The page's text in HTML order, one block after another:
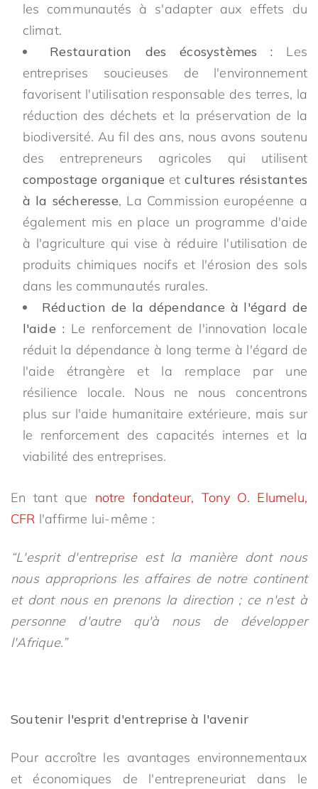
les communautés à s'adapter aux effets du
climat.
Restauration des écosystèmes : Les
entreprises soucieuses de l'environnement
favorisent l'utilisation responsable des terres, la
réduction des déchets et la préservation de la
biodiversité. Au fil des ans, nous avons soutenu
des entrepreneurs agricoles qui utilisent
compostage organique etcultures résistantes
à la sécheresse, La Commission européenne a
également mis en place un programme d'aide
à l'agriculture qui vise à réduire l'utilisation de
produits chimiques nocifs et l'érosion des sols
dans les communautés rurales.
Réduction de la dépendance à l'égard de
l'aide :Le renforcement de l'innovation locale
réduit la dépendance à long terme à l'égard de
l'aide étrangère et la remplace par une
résilience locale. Nous ne nous concentrons
plus sur l'aide humanitaire extérieure, mais sur
le renforcement des capacités internes et la
viabilité des entreprises.
En tant que notre fondateur, Tony O. Elumelu,
CFR l'affirme lui-même :
“L'esprit d'entreprise est la manière dont nous
nous approprions les affaires de notre continent
et dont nous en prenons la direction ; ce n'est à
personne d'autre qu'à nous de développer
l'Afrique.”
Soutenir l'esprit d'entreprise à l'avenir
Pour accroître les avantages environnementaux
et économiques de l'entrepreneuriat dans le